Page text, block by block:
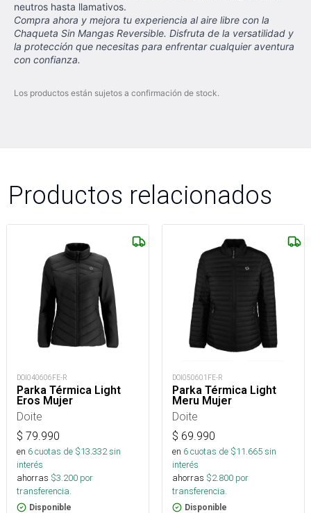
neutros hasta llamativos.
Compra ahora y mejora tu experiencia al aire libre con la
Chaqueta Sin Mangas Reversible. Disfruta de la versatilidad y
la protección que necesitas para enfrentar cualquier aventura
con confianza.
Los productos están sujetos a confirmación de stock.
Productos relacionados
DOI040606FE-R
Parka Térmica Light
Eros Mujer
Doite
$ 79.990
en 6cuotas de $13.332sin
interés
ahorras $3.200 por
transferencia.
Disponible
DOI050601FE-R
Parka Térmica Light
Meru Mujer
Doite
$ 69.990
en 6cuotas de $11.665sin
interés
ahorras $2.800 por
transferencia.
Disponible